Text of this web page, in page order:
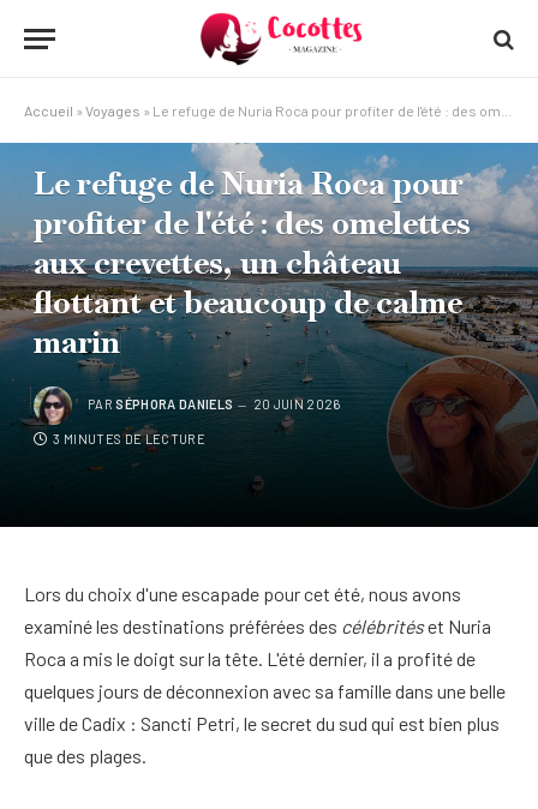
Accueil » Voyages » Le refuge de Nuria Roca pour profiter de l'été : des omelettes aux crevettes, un château flottant et beaucoup de calme marin
Le refuge de Nuria Roca pour
profiter de l'été : des omelettes
aux crevettes, un château
flottant et beaucoup de calme
marin
PAR SÉPHORA DANIELS 20 JUIN 2026
3 MINUTES DE LECTURE
Lors du choix d'une escapade pour cet été, nous avons
examiné les destinations préférées des célébritéset Nuria
Roca a mis le doigt sur la tête. L'été dernier, il a profité de
quelques jours de déconnexion avec sa famille dans une belle
ville de Cadix : Sancti Petri, le secret du sud qui est bien plus
que des plages.